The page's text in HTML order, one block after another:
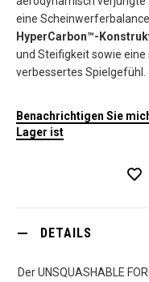
eine
HyperCarbon™-
und Steifigkeit sowie
verbessertes Spielgefühl.
Benachrichtigen Sie
Lager ist
DETAILS
Der UNSQUASHABLE